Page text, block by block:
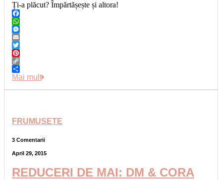
Ți-a plăcut? Împărtășește și altora!
Facebook
WhatsApp
Messenger
Email
Twitter
Pinterest
Copy
Link
Share
Mai mult
FRUMUSETE
3 Comentarii
April 29, 2015
REDUCERI DE MAI: DM & CORA